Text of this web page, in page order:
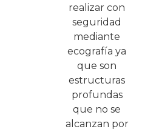
realizar con
seguridad
mediante
ecografía ya
que son
estructuras
profundas
que no se
alcanzan por